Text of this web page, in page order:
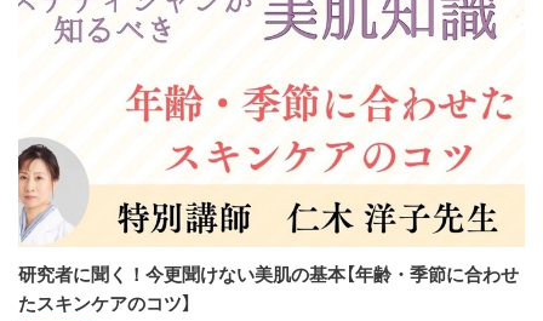
研究者に聞く！今更聞けない美肌の基本【年齢・季節に合わせ
たスキンケアのコツ】